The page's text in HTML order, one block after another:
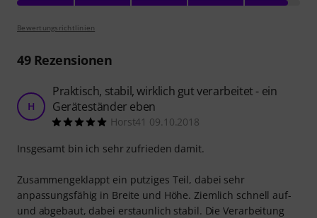
Bewertungsrichtlinien
49Rezensionen
H
Praktisch, stabil, wirklich gut verarbeitet - ein
Geräteständer eben
Horst41 09.10.2018
Insgesamt bin ich sehr zufrieden damit.
Zusammengeklappt ein putziges Teil, dabei sehr
anpassungsfähig in Breite und Höhe. Ziemlich schnell auf-
und abgebaut, dabei erstaunlich stabil. Die Verarbeitung